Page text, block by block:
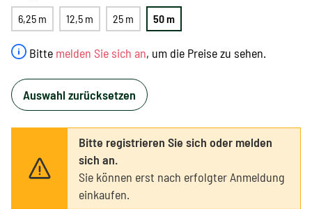
Bitte melden Sie sich an, um die Preise zu sehen.
6,25 m 12,5 m 25 m 50 m
Auswahl zurücksetzen
Bitte registrieren Sie sich oder melden
sich an.
Sie können erst nach erfolgter Anmeldung
einkaufen.